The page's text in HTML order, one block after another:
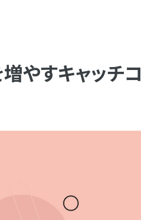
やすキャッチコ